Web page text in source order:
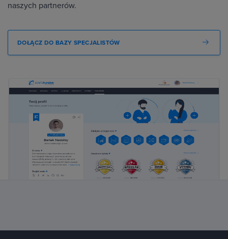
naszych partnerów.
DOŁĄCZ DO BAZY SPECJALISTÓW